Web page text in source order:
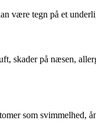
være tegn på et
skader på næsen,
som svimmelhed,